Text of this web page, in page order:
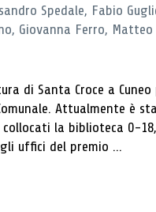
Spedale, Fabio
Giovanna Ferro, Matteo
di Santa Croce a Cuneo
Attualmente è
la biblioteca 0-
uffici del premio ...